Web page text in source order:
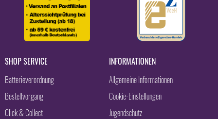
SHOP SERVICE
Batterieverordnung
Bestellvorgang
Click & Collect
INFORMATIONEN
Allgemeine Informationen
Cookie-Einstellungen
Jugendschutz